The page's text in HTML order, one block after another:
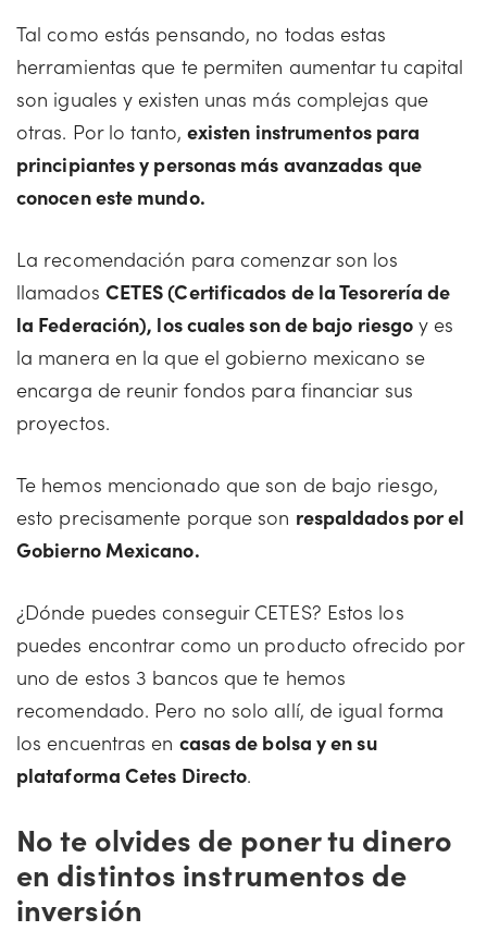
Tal como estás pensando, no todas estas
herramientas que te permiten aumentar tu capital
son iguales y existen unas más complejas que
otras. Por lo tanto, existen instrumentos para
principiantes y personas más avanzadas que
conocen este mundo.
La recomendación para comenzar son los
llamados CETES (Certificados de la Tesorería de
la Federación), los cuales son de bajo riesgo y es
la manera en la que el gobierno mexicano se
encarga de reunir fondos para financiar sus
proyectos.
Te hemos mencionado que son de bajo riesgo,
esto precisamente porque son respaldados por el
Gobierno Mexicano.
¿Dónde puedes conseguir CETES? Estos los
puedes encontrar como un producto ofrecido por
uno de estos 3 bancos que te hemos
recomendado. Pero no solo allí, de igual forma
los encuentras en casas de bolsa y en su
plataforma Cetes Directo.
No te olvides de poner tu dinero
en distintos instrumentos de
inversión